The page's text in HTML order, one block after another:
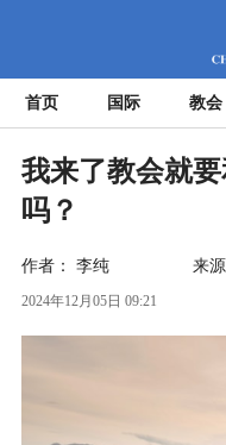
首页 国际 教会
我来了教会就
吗？
作者： 李纯 来
2024年12月05日 09:21